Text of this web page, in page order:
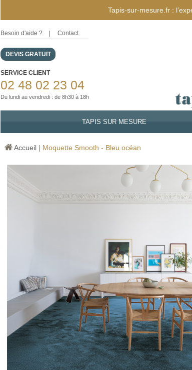
Tapis-sur-mesure.fr :
Besoin d'aide ? Contact
DEVIS GRATUIT
SERVICE CLIENT
02 48 02 23 04
Du lundi au vendredi : de 8h30 à 18h
TAPIS SUR MESURE
Accueil | Moquette Smooth - Bleu océan